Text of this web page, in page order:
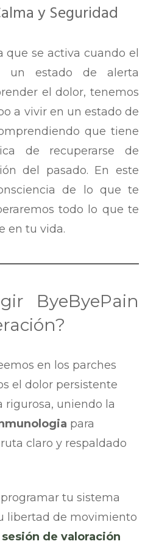
y Seguridad
que se activa cuando el
un estado de alerta
el dolor, tenemos
a vivir en un estado de
que tiene
de recuperarse de
del pasado. En este
de lo que te
todo lo que te
en tu vida.
ByeByePain
en los parches
el dolor persistente
rigurosa, uniendo la
para
claro y respaldado
tu sistema
libertad de movimiento
de valoración